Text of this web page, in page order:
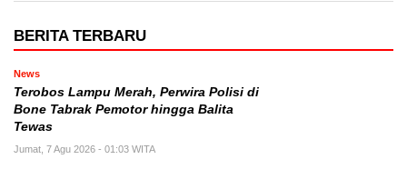
BERITA TERBARU
News
Terobos Lampu Merah, Perwira Polisi di
Bone Tabrak Pemotor hingga Balita
Tewas
Jumat, 7 Agu 2026 - 01:03 WITA